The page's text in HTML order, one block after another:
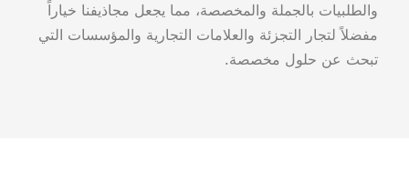
والطلبيات بالجملة والمخصصة، مما يجعل مجاذيفنا خياراً
مفضلاً لتجار التجزئة والعلامات التجارية والمؤسسات التي
تبحث عن حلول مخصصة.